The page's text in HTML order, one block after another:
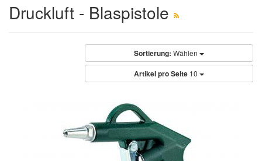
Druckluft - Blaspistole
Sortierung: Wählen
Artikel pro Seite 10